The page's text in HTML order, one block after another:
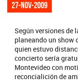
27-nov-2009
Según versiones de
planeando un show
quien estuvo
concierto sería
Montevideo con
reconcialición de